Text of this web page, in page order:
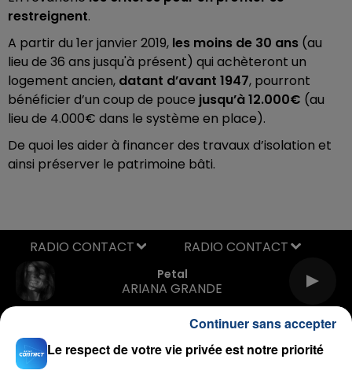
restreignent.
A partir du 1er janvier 2019, les moins de 30 ans (au
lieu de 36 ans jusqu'à présent) qui achèteront un
logement ancien, datant d’avant 1947, pourront
bénéficier d’un coup de pouce jusqu’à 12.000€ (au
lieu de 4.000€ dans le système en place).
De quoi les aider à financer des travaux d’isolation et
ainsi préserver le patrimoine bâti.
Petal
ARIANA GRANDE
RADIO CONTACT
Le respect de votre vie privée est notre priorité
Continuer sans accepter